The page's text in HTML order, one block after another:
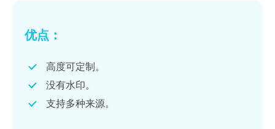
优点：
高度可定制。
没有水印。
支持多种来源。